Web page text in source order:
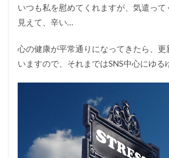
いつも私を慰めてくれますが、気遣って
見えて、辛い…
心の健康が平常通りになってきたら、更
いますので、それまではSNS中心にゆる